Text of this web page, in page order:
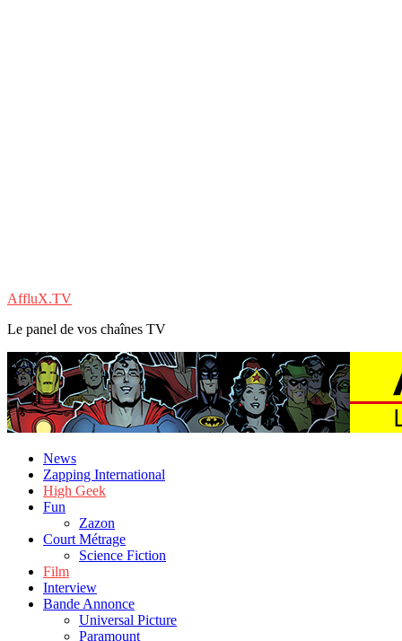
AffluX.TV
Le panel de vos chaînes TV
News
Zapping International
High Geek
Fun
Zazon
Court Métrage
Science Fiction
Film
Interview
Bande Annonce
Universal Picture
Paramount